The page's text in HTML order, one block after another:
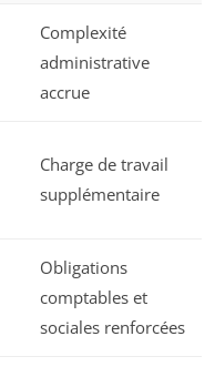
Complexité
administrative
accrue
Charge de travail
supplémentaire
Obligations
comptables et
sociales renforcées